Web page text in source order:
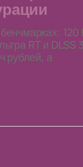
120
RT и DLSS
рублей, а